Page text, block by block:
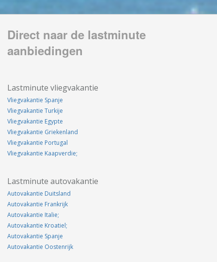
Direct naar de lastminute
aanbiedingen
Lastminute vliegvakantie
Vliegvakantie Spanje
Vliegvakantie Turkije
Vliegvakantie Egypte
Vliegvakantie Griekenland
Vliegvakantie Portugal
Vliegvakantie Kaapverdie;
Lastminute autovakantie
Autovakantie Duitsland
Autovakantie Frankrijk
Autovakantie Italie;
Autovakantie Kroatiel;
Autovakantie Spanje
Autovakantie Oostenrijk